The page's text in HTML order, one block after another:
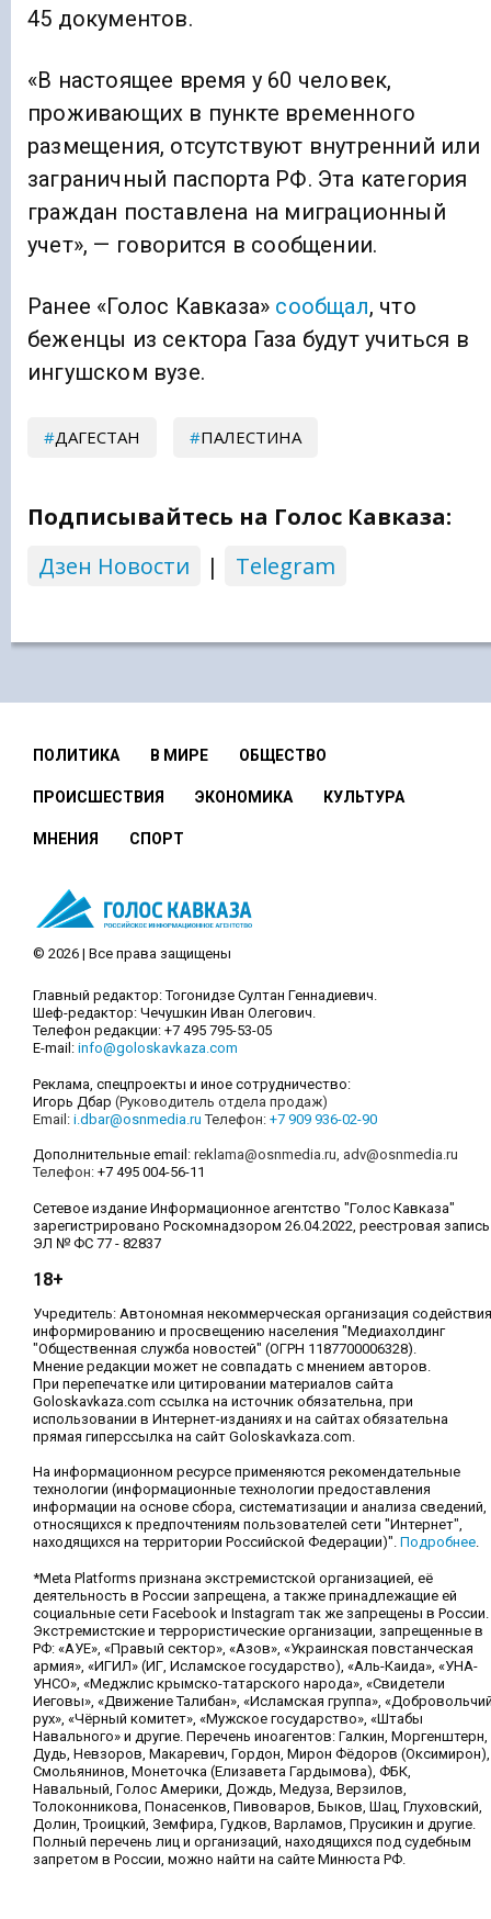
45 документов.
«В настоящее время у 60 человек,
проживающих в пункте временного
размещения, отсутствуют внутренний или
заграничный паспорта РФ. Эта категория
граждан поставлена на миграционный
учет», — говорится в сообщении.
Ранее «Голос Кавказа» сообщал, что
беженцы из сектора Газа будут учиться в
ингушском вузе.
ДАГЕСТАН ПАЛЕСТИНА
Подписывайтесь на Голос Кавказа:
Дзен Новости
| Telegram
ПОЛИТИКА В МИРЕ ОБЩЕСТВО
ПРОИСШЕСТВИЯ ЭКОНОМИКА КУЛЬТУРА
МНЕНИЯ СПОРТ
© 2026 | Все права защищены
Главный редактор: Тогонидзе Султан Геннадиевич.
Шеф-редактор: Чечушкин Иван Олегович.
Телефон редакции: +7 495 795-53-05
E-mail: info@goloskavkaza.com
Реклама, спецпроекты и иное сотрудничество:
Игорь Дбар (Руководитель отдела продаж)
Email: i.dbar@osnmedia.ru Телефон: +7 909 936-02-90
Дополнительные email: reklama@osnmedia.ru, adv@osnmedia.ru
Телефон: +7 495 004-56-11
Сетевое издание Информационное агентство "Голос Кавказа"
зарегистрировано Роскомнадзором 26.04.2022, реестровая запись
ЭЛ № ФС 77 - 82837
18+
Учредитель: Автономная некоммерческая организация содействия
информированию и просвещению населения "Медиахолдинг
"Общественная служба новостей" (ОГРН 1187700006328).
Мнение редакции может не совпадать с мнением авторов.
При перепечатке или цитировании материалов сайта
Goloskavkaza.com ссылка на источник обязательна, при
использовании в Интернет-изданиях и на сайтах обязательна
прямая гиперссылка на сайт Goloskavkaza.com.
На информационном ресурсе применяются рекомендательные
технологии (информационные технологии предоставления
информации на основе сбора, систематизации и анализа сведений,
относящихся к предпочтениям пользователей сети "Интернет",
находящихся на территории Российской Федерации)". Подробнее.
*Meta Platforms признана экстремистской организацией, её
деятельность в России запрещена, а также принадлежащие ей
социальные сети Facebook и Instagram так же запрещены в России.
Экстремистские и террористические организации, запрещенные в
РФ: «АУЕ», «Правый сектор», «Азов», «Украинская повстанческая
армия», «ИГИЛ» (ИГ, Исламское государство), «Аль-Каида», «УНА-
УНСО», «Меджлис крымско-татарского народа», «Свидетели
Иеговы», «Движение Талибан», «Исламская группа»,
рух», «Чёрный комитет», «Мужское государство», «Штабы
Навального» и другие. Перечень иноагентов: Галкин, Моргенштерн,
Дудь, Невзоров, Макаревич, Гордон, Мирон Фёдоров (Оксимирон),
Смольянинов, Монеточка (Елизавета Гардымова), ФБК,
Навальный, Голос Америки, Дождь, Медуза, Верзилов,
Толоконникова, Понасенков, Пивоваров, Быков, Шац, Глуховский,
Долин, Троицкий, Земфира, Гудков, Варламов, Прусикин и другие.
Полный перечень лиц и организаций, находящихся под судебным
запретом в России, можно найти на сайте Минюста РФ.